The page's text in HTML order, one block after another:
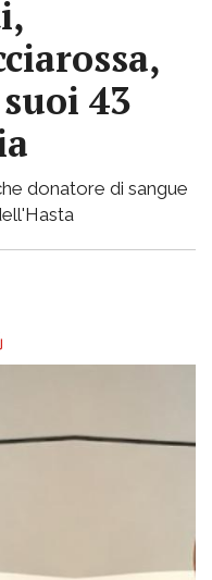
43
donatore di sangue